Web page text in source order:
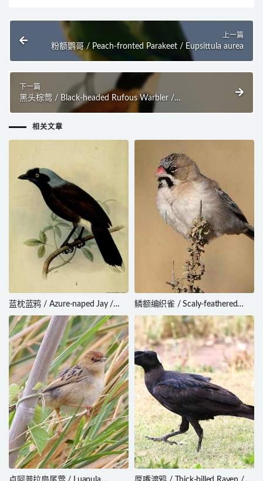
上一篇
粉额鹦哥 / Peach-fronted Parakeet / Eupsittula aurea
下一篇
黑头棕莺 / Black-headed Rufous Warbler /
Bathmocercus cerviniventris
相关文章
蓝枕蓝鸦 / Azure-naped Jay /
Cyanocorax heilprini
鳞额编织雀 / Scaly-feathered
Weaver / Sporopipes squamifrons